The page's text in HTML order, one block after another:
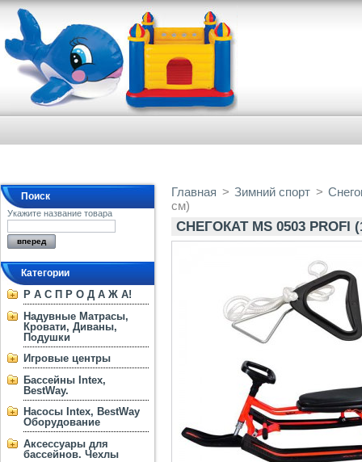
Поиск
Укажите название товара
Категории
Р А С П Р О Д А Ж А!
Надувные Матрасы,
Кровати, Диваны,
Подушки
Игровые центры
Бассейны Intex,
BestWay.
Насосы Intex, BestWay
Оборудование
Аксессуары для
бассейнов. Чехлы
Главная > Зимний спорт >
см)
СНЕГОКАТ MS 0503 PROFI